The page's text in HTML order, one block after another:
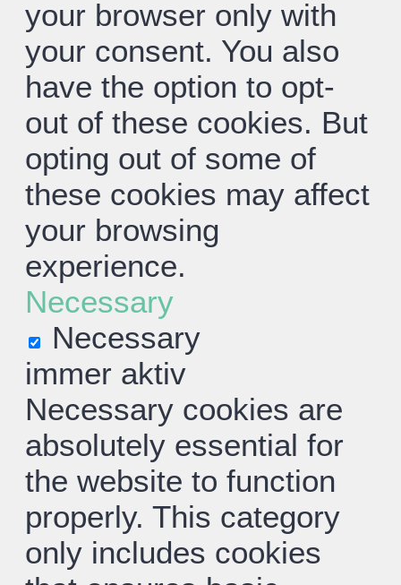
your browser only with
your consent. You also
have the option to opt-
out of these cookies. But
opting out of some of
these cookies may affect
your browsing
experience.
Necessary
Necessary
immer aktiv
Necessary cookies are
absolutely essential for
the website to function
properly. This category
only includes cookies